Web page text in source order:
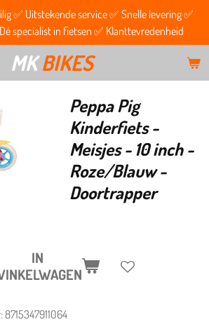
MKBIKES
✅ Uitstekende service ✅ Snelle levering ✅
specialist in fietsen ✅ Klanttevredenheid
Peppa Pig
Kinderfiets -
Meisjes - 10 inch -
Roze/Blauw -
Doortrapper
IN
8715347911064